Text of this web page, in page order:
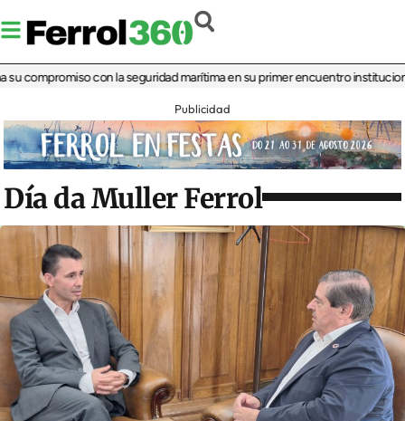
con la seguridad marítima en su primer encuentro institucional‘La
Publicidad
Día da Muller Ferrol